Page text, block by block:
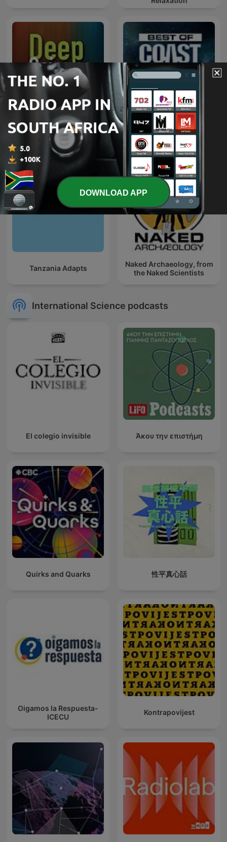
Deep Science Radio
The Best of Coast to Coast
AM
Tanzania Adapts
Naked Archaeology, from
the Naked Scientists
International Science podcasts
El colegio invisible Άκου την επιστήμη
Quirks and Quarks 性平真心話
Oigamos la Respuesta-
ICECU
Kontrapovijest
DOWNLOAD APP